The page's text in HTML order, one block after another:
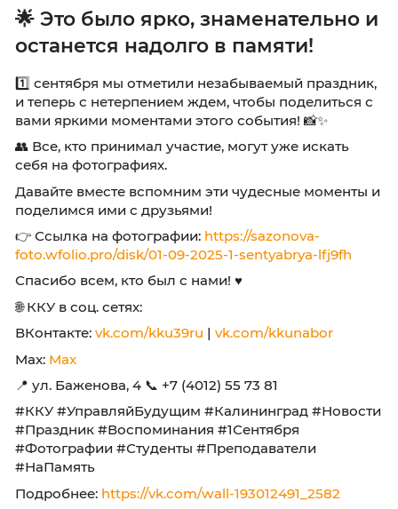
Обучающемуся
🌟 Это было ярко,
останется надолго в памяти!
1️⃣ сентября мы отметили незабываемый
и теперь с нетерпением ждем, чтобы
вами яркими моментами этого события! 📸✨
👥 Все, кто принимал участие, могут уже
себя на фотографиях.
поделимся ими с друзьями!
👉 Ссылка на фотографии:
https://sazonova-
foto.wfolio.pro/disk/01-09-2025-1-sentyabrya-
Спасибо всем, кто был с нами! ♥️
🌐 ККУ в соц. сетях:
ВКонтакте:vk.com/kku39ru|vk.com/kkunabor
Max:Max
📍 ул. Баженова, 4 📞 +7 (4012) 55 73 81